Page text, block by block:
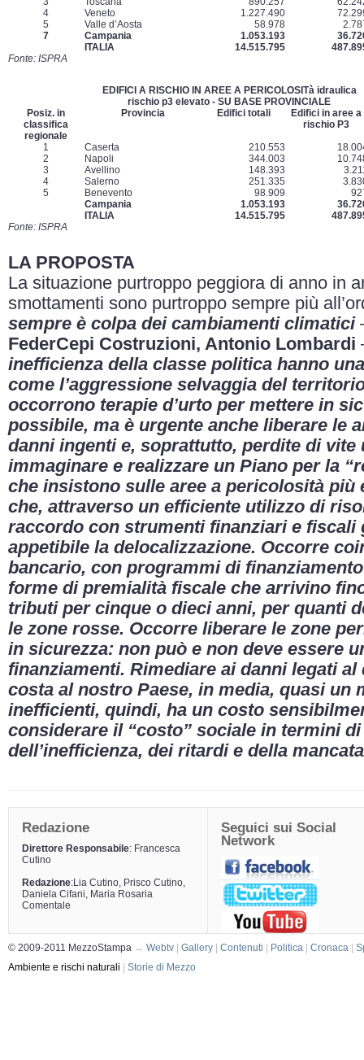
4
Veneto 1.227.490
5
Valle d’Aosta 58.978
7
Campania 1.053.193
ITALIA
14.515.795
Fonte: ISPRA
EDIFICI A RISCHIO IN AREE A PERICOLOSITà idraulica
rischio p3 elevato - SU BASE PROVINCIALE
Posiz. in
classifica
regionale
Provincia Edifici totali
Edifici in aree a
rischio P3
1
Caserta 210.553
2
Napoli 344.003
3
Avellino 148.393
4
Salerno 251.335
5
Benevento 98.909
Campania
1.053.193
ITALIA
14.515.795
Fonte: ISPRA
LA PROPOSTA
La situazione purtroppo peggiora di anno in
smottamenti sono purtroppo sempre più
sempre è colpa dei cambiamenti climatici
FederCepi Costruzioni, Antonio Lombardi
inefficienza della classe politica hanno
come l’aggressione selvaggia del
occorrono terapie d’urto per mettere in
possibile, ma è urgente anche liberare le
danni ingenti e, soprattutto, perdite di vite
immaginare e realizzare un Piano per la
che insistono sulle aree a pericolosità più
che, attraverso un efficiente utilizzo di
raccordo con strumenti finanziari e fiscali
appetibile la delocalizzazione. Occorre
bancario, con programmi di
forme di premialità fiscale che arrivino
tributi per cinque o dieci anni, per quanti
le zone rosse. Occorre liberare le zone
in sicurezza: non può e non deve essere
finanziamenti. Rimediare ai danni legati
costa al nostro Paese, in media, quasi un
inefficienti, quindi, ha un costo
considerare il “costo” sociale in termini
dell’inefficienza, dei ritardi e della
Redazione
Direttore Responsabile: Francesca
Cutino
Redazione:Lia Cutino, Prisco Cutino,
Daniela Cifani, Maria Rosaria
Comentale
Seguici sui Social
Network
© 2009-2011 MezzoStampa → Webtv Gallery Contenuti Politica Cronaca
Ambiente e rischi naturali Storie di Mezzo